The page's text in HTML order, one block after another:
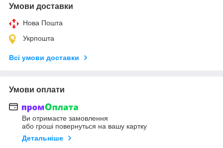
Умови доставки
Нова Пошта
Укрпошта
Всі умови доставки
Умови оплати
Ви отримаєте замовлення
або гроші повернуться на вашу картку
Детальніше